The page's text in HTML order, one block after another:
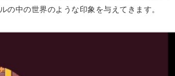
の中の世界のような印象を与えてきます。